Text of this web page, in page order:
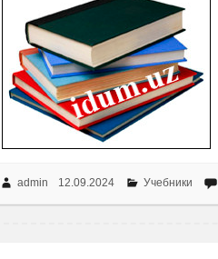
admin 12.09.2024 Учебники